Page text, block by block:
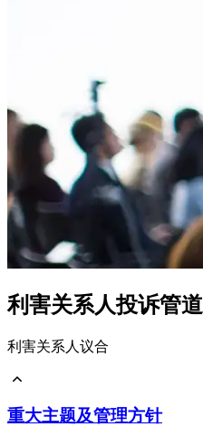
利害关系人投诉管道
利害关系人议合
沟通与执行情形
重大主题及管理方针